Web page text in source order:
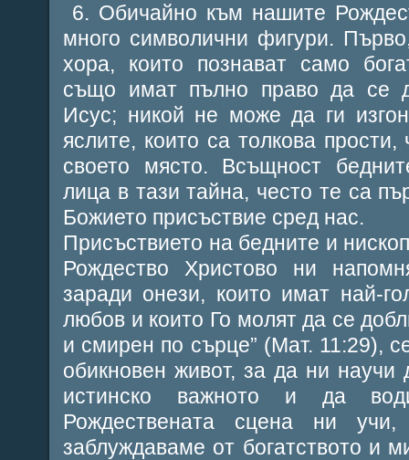
6. Обичайно към нашите
много символични фигури.
хора, които познават само
също имат пълно право да се
Исус; никой не може да ги
яслите, които са толкова
своето място. Всъщност
лица в тази тайна, често те са
Божието присъствие сред нас.
Присъствието на бедните и
Рождество Христово ни
заради онези, които имат най-
любов и които Го молят да се
и смирен по сърце” (Мат. 11:29),
обикновен живот, за да ни научи
истинско важното и да
Рождествената сцена ни
заблуждаваме от богатството и